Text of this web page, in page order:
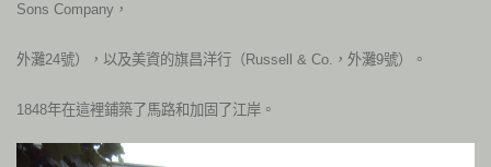
Sons Company，
外灘24號），以及美資的旗昌洋行（Russell & Co.，外灘9號）。
1848年在這裡鋪築了馬路和加固了江岸。